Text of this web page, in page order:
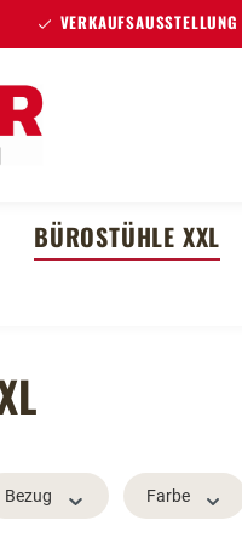
BÜROSTÜHLE XXL
Bezug Farbe